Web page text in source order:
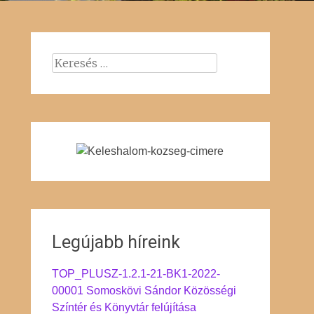
Keresés:
Legújabb híreink
TOP_PLUSZ-1.2.1-21-BK1-2022-
00001 Somoskövi Sándor Közösségi
Színtér és Könyvtár felújítása